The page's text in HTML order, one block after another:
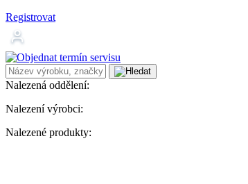
Registrovat
Nalezená oddělení:
Nalezení výrobci:
Nalezené produkty: